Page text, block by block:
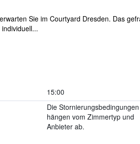
Sie im Courtyard Dresden. Das
15:00
Die Stornierungsbedingungen
hängen vom Zimmertyp und
Anbieter ab.